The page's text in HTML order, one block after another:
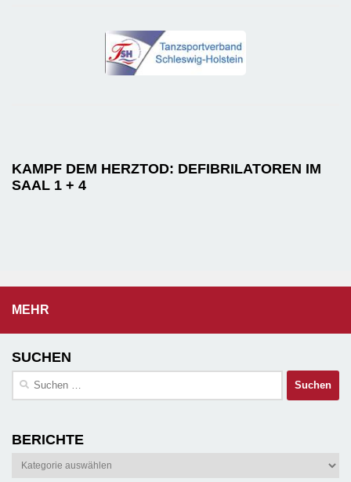
KAMPF DEM HERZTOD: DEFIBRILATOREN IM
SAAL 1 + 4
MEHR
SUCHEN
Suchen
BERICHTE
Berichte